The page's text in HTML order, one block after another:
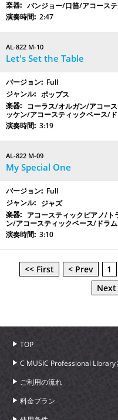
バンジョー/口笛/アコース
2:47
AL-822 M-10
Let's Set the Table
Full
ポップス
コーラス/オルガン/アコー
ッケン/アコースティックベース/
3:19
AL-822 M-09
My Special One
Full
ジャズ
アコースティックピアノ/
ン/アコースティックベース/ドラム
3:10
<< First < Prev 1
Next
TOP
C MUSIC Professional Library
ご利用の流れ
料金プラン